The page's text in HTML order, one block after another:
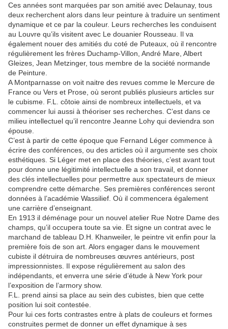
Ces années sont marquées par son amitié avec Delaunay, tous
deux recherchent alors dans leur peinture à traduire un sentiment
dynamique et ce par la couleur. Leurs recherches les conduisent
au Louvre qu’ils visitent avec Le douanier Rousseau. Il va
également nouer des amitiés du coté de Puteaux, où il rencontre
régulièrement les frères Duchamp-Villon, André Mare, Albert
Gleizes, Jean Metzinger, tous membre de la société normande
de Peinture.
A Montparnasse on voit naitre des revues comme le Mercure de
France ou Vers et Prose, où seront publiés plusieurs articles sur
le cubisme. F.L. côtoie ainsi de nombreux intellectuels, et va
commencer lui aussi à théoriser ses recherches. C’est dans ce
milieu intellectuel qu’il rencontre Jeanne Lohy qui deviendra son
épouse.
C’est à partir de cette époque que Fernand Léger commence à
écrire des conférences, ou des articles où il argumente ses choix
esthétiques. Si Léger met en place des théories, c’est avant tout
pour donne une légitimité intellectuelle a son travail, et donner
des clés intellectuelles pour permettre aux spectateurs de mieux
comprendre cette démarche. Ses premières conférences seront
données à l’académie Wassilief. Où il commencera également
une carrière d’enseignant.
En 1913 il déménage pour un nouvel atelier Rue Notre Dame des
champs, qu’il occupera toute sa vie. Et signe un contrat avec le
marchand de tableau D.H. Khanweiler, le peintre vit enfin pour la
première fois de son art. Alors engager dans le mouvement
cubiste il détruira de nombreuses œuvres antérieurs, post
impressionnistes. Il expose régulièrement au salon des
indépendants, et enverra une série d’étude à New York pour
l’exposition de l’armory show.
F.L. prend ainsi sa place au sein des cubistes, bien que cette
position lui soit contestée.
Pour lui ces forts contrastes entre à plats de couleurs et formes
construites permet de donner un effet dynamique à ses